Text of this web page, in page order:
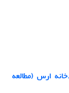
ارس (مطالعه